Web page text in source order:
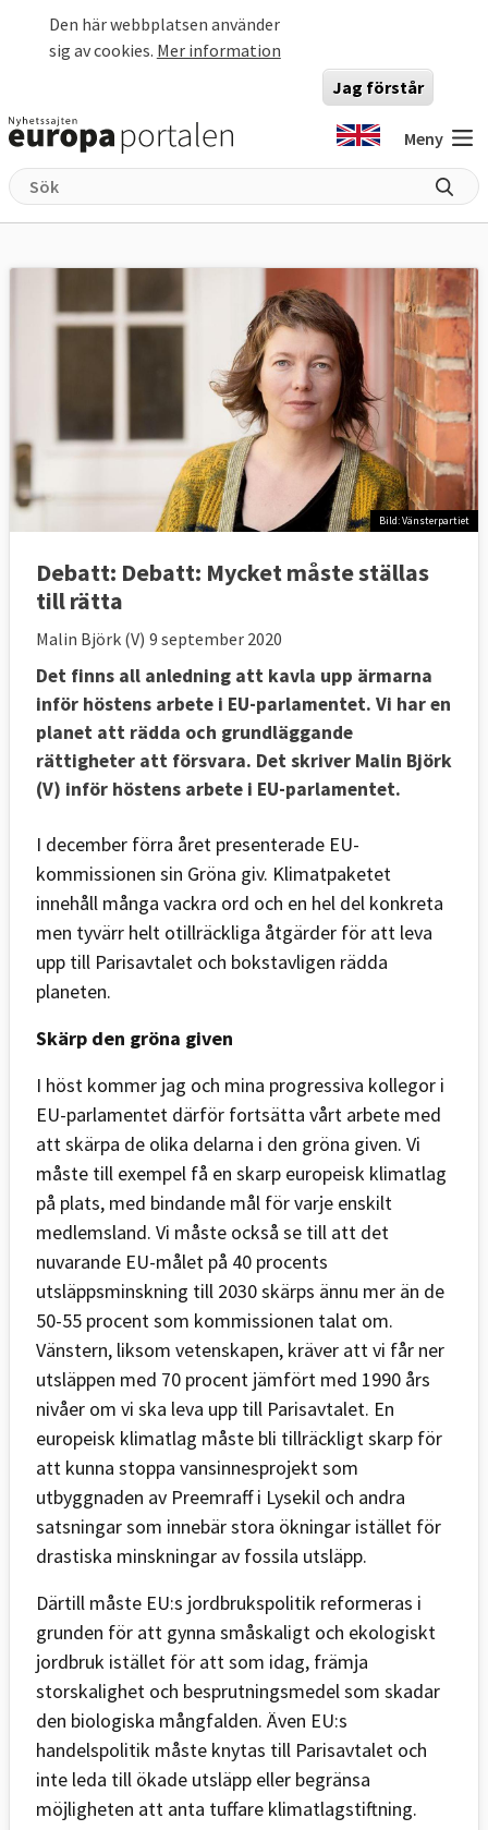
Den här webbplatsen använder
sig av cookies. Mer information
Jag förstår
Meny
Bild: Vänsterpartiet
Debatt: Debatt: Mycket måste ställas
till rätta
Malin Björk (V) 9 september 2020
Det finns all anledning att kavla upp ärmarna
inför höstens arbete i EU-parlamentet. Vi har en
planet att rädda och grundläggande
rättigheter att försvara. Det skriver Malin Björk
(V) inför höstens arbete i EU-parlamentet.
I december förra året presenterade EU-
kommissionen sin Gröna giv. Klimatpaketet
innehåll många vackra ord och en hel del konkreta
men tyvärr helt otillräckliga åtgärder för att leva
upp till Parisavtalet och bokstavligen rädda
planeten.
Skärp den gröna given
I höst kommer jag och mina progressiva kollegor i
EU-parlamentet därför fortsätta vårt arbete med
att skärpa de olika delarna i den gröna given. Vi
måste till exempel få en skarp europeisk klimatlag
på plats, med bindande mål för varje enskilt
medlemsland. Vi måste också se till att det
nuvarande EU-målet på 40 procents
utsläppsminskning till 2030 skärps ännu mer än de
50-55 procent som kommissionen talat om.
Vänstern, liksom vetenskapen, kräver att vi får ner
utsläppen med 70 procent jämfört med 1990 års
nivåer om vi ska leva upp till Parisavtalet. En
europeisk klimatlag måste bli tillräckligt skarp för
att kunna stoppa vansinnesprojekt som
utbyggnaden av Preemraff i Lysekil och andra
satsningar som innebär stora ökningar istället för
drastiska minskningar av fossila utsläpp.
Därtill måste EU:s jordbrukspolitik reformeras i
grunden för att gynna småskaligt och ekologiskt
jordbruk istället för att som idag, främja
storskalighet och besprutningsmedel som skadar
den biologiska mångfalden. Även EU:s
handelspolitik måste knytas till Parisavtalet och
inte leda till ökade utsläpp eller begränsa
möjligheten att anta tuffare klimatlagstiftning.